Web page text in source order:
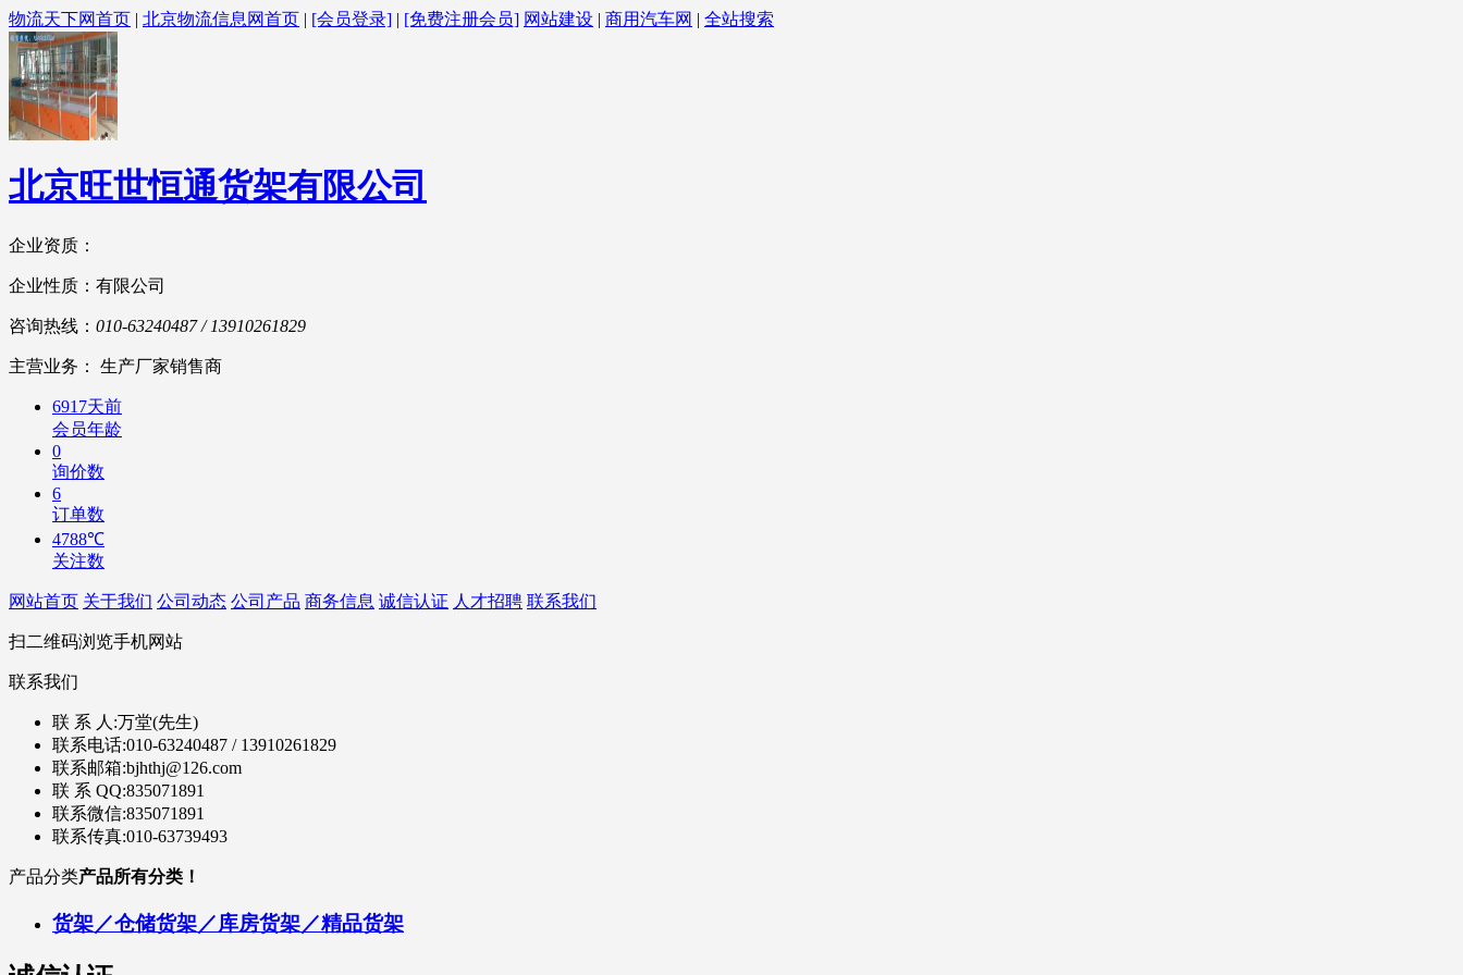
物流天下网首页 | 北京物流信息网首页 | [会员登录] | [免费注册会员] 网站建设 | 商用汽车网 | 全站搜索
北京旺世恒通货架有限公司
企业资质：
企业性质：有限公司
咨询热线： 010-63240487 / 13910261829
主营业务： 生产厂家销售商
6917天前
会员年龄
0
询价数
6
订单数
4788℃
关注数
网站首页 关于我们 公司动态 公司产品 商务信息 诚信认证 人才招聘 联系我们
扫二维码浏览手机网站
联系我们
联 系 人:万堂(先生)
联系电话:010-63240487 / 13910261829
联系邮箱:bjhthj@126.com
联 系 QQ:835071891
联系微信:835071891
联系传真:010-63739493
产品分类产品所有分类！
货架／仓储货架／库房货架／精品货架